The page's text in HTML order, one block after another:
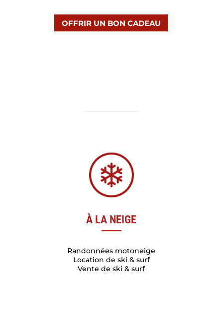
OFFRIR UN BON CADEAU
À LA NEIGE
Randonnées motoneige
Location de ski & surf
Vente de ski & surf